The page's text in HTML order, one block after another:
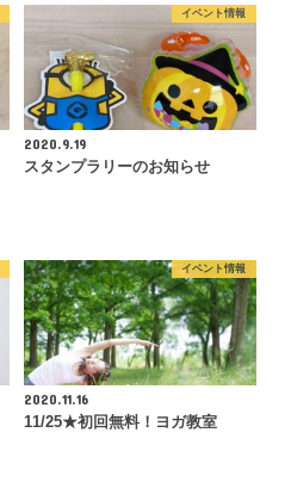
イベント情報
2020.9.19
スタンプラリーのお知らせ
イベント情報
2020.11.16
11/25★初回無料！ヨガ教室